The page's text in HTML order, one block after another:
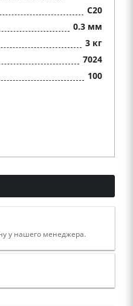
C20
0.3 мм
3 кг
7024
100
у нашего менеджера.